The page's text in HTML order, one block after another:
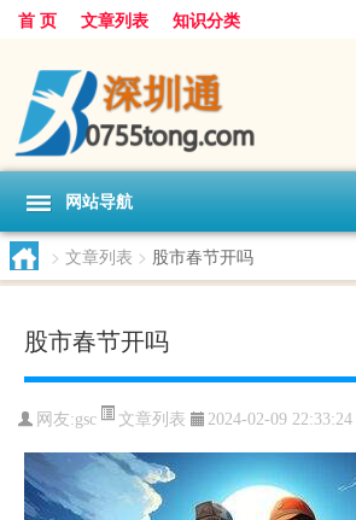
首 页 文章列表 知识分类
网站导航
> 文章列表 > 股市春节开吗
股市春节开吗
网友:gsc 文章列表 2024-02-09 22:33:24